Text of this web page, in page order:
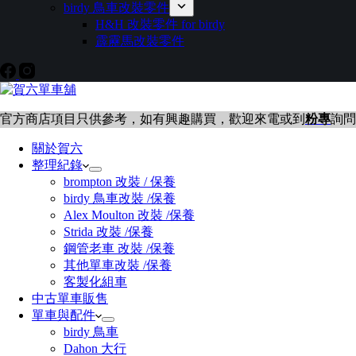
birdy 鳥車改裝零件
H&H 改裝零件 for birdy
霹靂馬改裝零件
官方商店項目只供參考，如有興趣購買，歡迎來電或到 粉專詢
關於賀六
整理紀錄
brompton 改裝 / 保養
birdy 鳥車改裝 /保養
Alex Moulton 改裝 /保養
Strida 改裝 /保養
鋼管老車 改裝 /保養
其他單車改裝 /保養
客製化組車
中古單車販售
單車與配件
birdy 鳥車
Dahon 大行